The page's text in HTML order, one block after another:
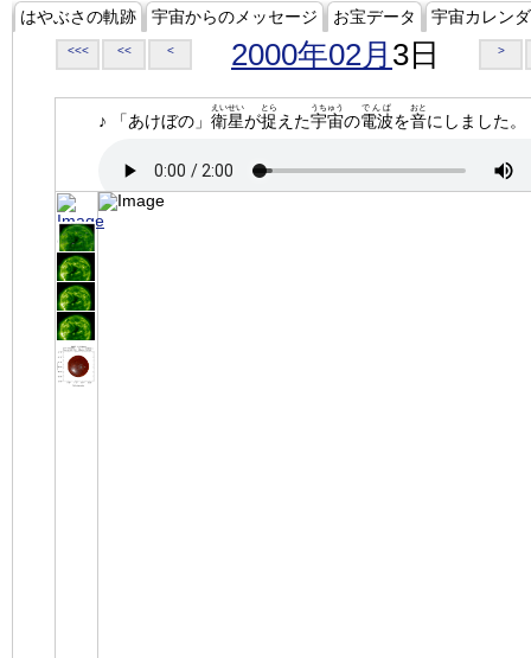
はやぶさの軌跡 宇宙からのメッセージ お宝データ 宇宙カレン
<<< << < 2000年02月 3日 >
♪ 「あけぼの」 衛星
えいせい
が捉
とら
えた宇宙
うちゅう
の電波
でんぱ
を音
おと
にしました。